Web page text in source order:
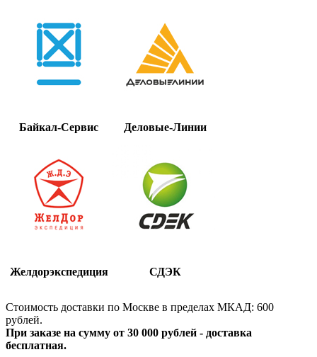
Байкал-Сервис Деловые-Линии
Желдорэкспедиция СДЭК
Стоимость доставки по Москве в пределах МКАД: 600
рублей.
При заказе на сумму от 30 000 рублей - доставка
бесплатная.